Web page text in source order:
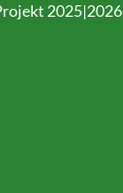
2025|2026